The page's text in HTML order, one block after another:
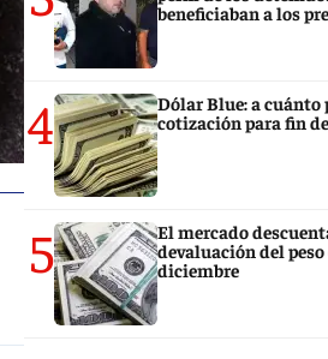
beneficiaban a los
4
Dólar Blue: a cuánto
cotización para fin
5
El mercado
devaluación del
diciembre